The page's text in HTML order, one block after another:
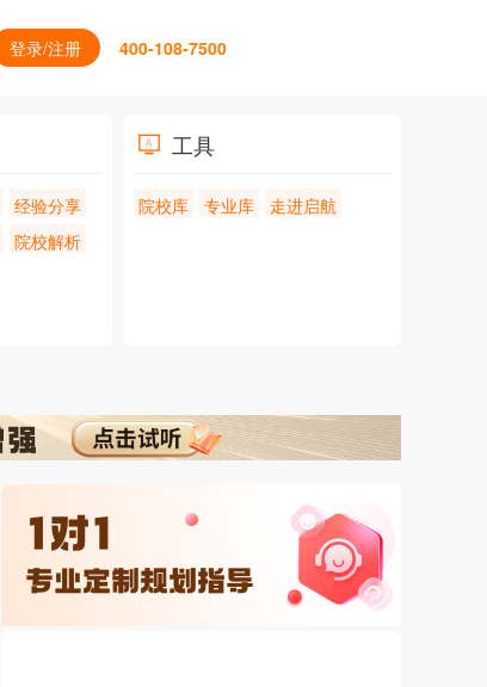
登录/注册 400-108-7500
经验分享
院校解析
工具
院校库 专业库 走进启航